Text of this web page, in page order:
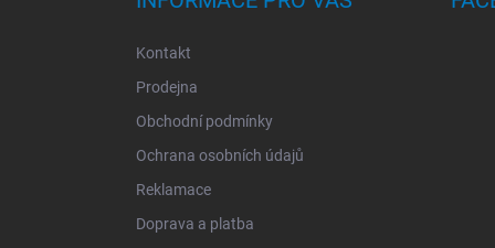
Kontakt
Prodejna
Obchodní podmínky
Ochrana osobních údajů
Reklamace
Doprava a platba